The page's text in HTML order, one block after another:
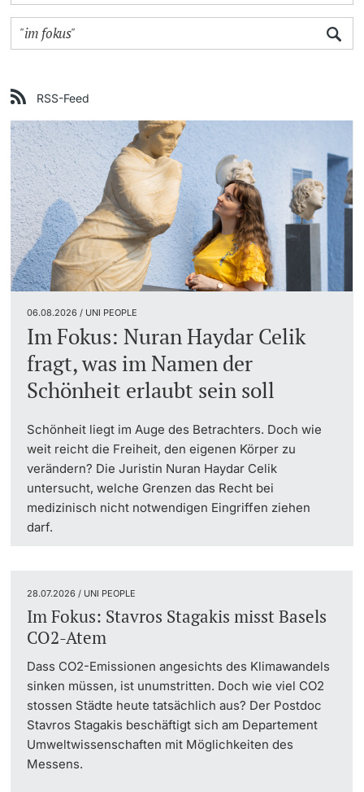
Doktorierende
weitere Informationen
Fördernde & Alumni
weitere Informationen
Dozierende
weitere Informationen
Universität in den Medien
UNI NOVA
Service für Medien
Podcasts
Ukraine
Weiterbildung
RSS-Feed
06.08.2026 / UNI PEOPLE
Im Fokus: Nuran Haydar Celik
fragt, was im Namen der
Schönheit erlaubt sein soll
Schönheit liegt im Auge des Betrachters. Doch wie
weit reicht die Freiheit, den eigenen Körper zu
verändern? Die Juristin Nuran Haydar Celik
untersucht, welche Grenzen das Recht bei
medizinisch nicht notwendigen Eingriffen ziehen
darf.
28.07.2026 / UNI PEOPLE
Im Fokus: Stavros Stagakis misst Basels
CO2-Atem
Dass CO2-Emissionen angesichts des Klimawandels
sinken müssen, ist unumstritten. Doch wie viel CO2
stossen Städte heute tatsächlich aus? Der Postdoc
Stavros Stagakis beschäftigt sich am Departement
Umweltwissenschaften mit Möglichkeiten des
Messens.